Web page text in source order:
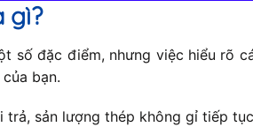
gì?
số đặc điểm, nhưng việc hiểu rõ
bạn.
sản lượng thép không gỉ tiếp